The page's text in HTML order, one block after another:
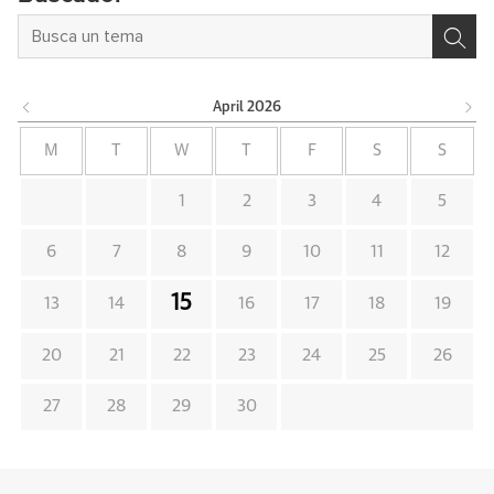
April 2026
M W F S S
1 2 3 4 5
6 7 8 9 10 11 12
13 14 15 16 17 18 19
20 21 22 23 24 25 26
27 28 29 30